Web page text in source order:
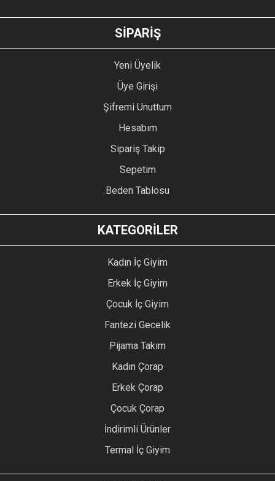
SİPARİŞ
Yeni Üyelik
Üye Girişi
Şifremi Unuttum
Hesabım
Sipariş Takip
Sepetim
Beden Tablosu
KATEGORİLER
Kadın İç Giyim
Erkek İç Giyim
Çocuk İç Giyim
Fantezi Gecelik
Pijama Takım
Kadın Çorap
Erkek Çorap
Çocuk Çorap
İndirimli Ürünler
Termal İç Giyim